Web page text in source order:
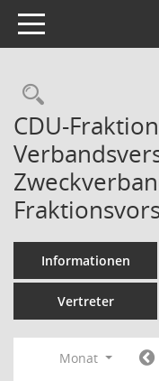
Toggle navigation
CDU-
Informationen
Vertreter
Monat